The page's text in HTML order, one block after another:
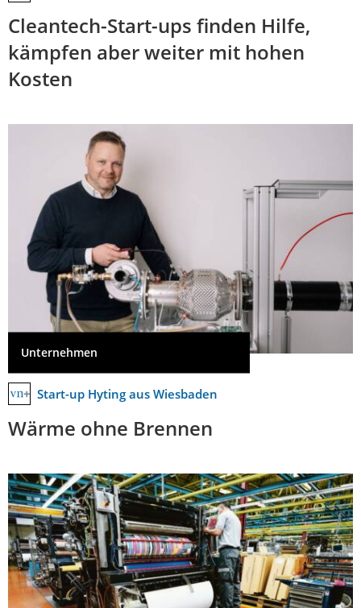
Cleantech-Start-ups finden Hilfe,
kämpfen aber weiter mit hohen
Kosten
Unternehmen
Start-up Hyting aus Wiesbaden
Wärme ohne Brennen